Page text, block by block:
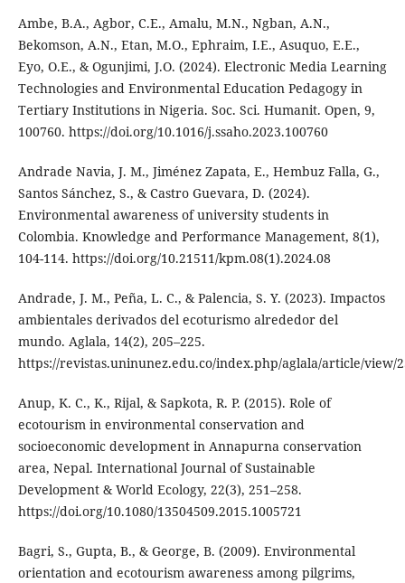
Ambe, B.A., Agbor, C.E., Amalu, M.N., Ngban, A.N.,
Bekomson, A.N., Etan, M.O., Ephraim, I.E., Asuquo, E.E.,
Eyo, O.E., & Ogunjimi, J.O. (2024). Electronic Media Learning
Technologies and Environmental Education Pedagogy in
Tertiary Institutions in Nigeria. Soc. Sci. Humanit. Open, 9,
100760. https://doi.org/10.1016/j.ssaho.2023.100760
Andrade Navia, J. M., Jiménez Zapata, E., Hembuz Falla, G.,
Santos Sánchez, S., & Castro Guevara, D. (2024).
Environmental awareness of university students in
Colombia. Knowledge and Performance Management, 8(1),
104-114. https://doi.org/10.21511/kpm.08(1).2024.08
Andrade, J. M., Peña, L. C., & Palencia, S. Y. (2023). Impactos
ambientales derivados del ecoturismo alrededor del
mundo. Aglala, 14(2), 205–225.
https://revistas.uninunez.edu.co/index.php/aglala/article/view/
Anup, K. C., K., Rijal, & Sapkota, R. P. (2015). Role of
ecotourism in environmental conservation and
socioeconomic development in Annapurna conservation
area, Nepal. International Journal of Sustainable
Development & World Ecology, 22(3), 251–258.
https://doi.org/10.1080/13504509.2015.1005721
Bagri, S., Gupta, B., & George, B. (2009). Environmental
orientation and ecotourism awareness among pilgrims,